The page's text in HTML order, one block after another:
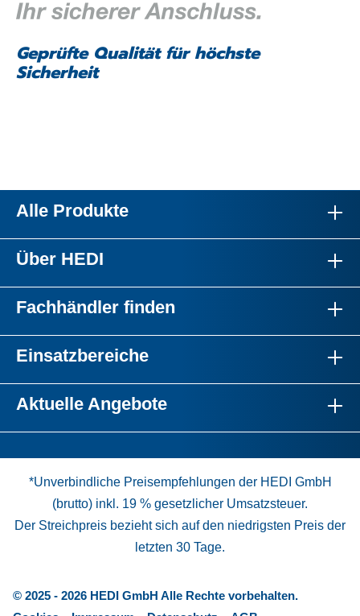
Geprüfte Qualität für höchste
Sicherheit
Alle Produkte
Über HEDI
Fachhändler finden
Einsatzbereiche
Aktuelle Angebote
*Unverbindliche Preisempfehlungen der HEDI GmbH
(brutto) inkl. 19 % gesetzlicher Umsatzsteuer.
Der Streichpreis bezieht sich auf den niedrigsten Preis der
letzten 30 Tage.
© 2025 - 2026 HEDI GmbH Alle Rechte vorbehalten.